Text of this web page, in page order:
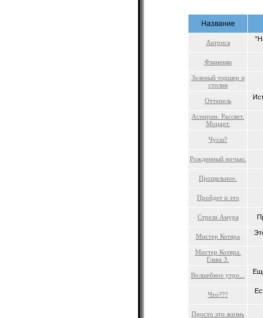
Название
Актриса
Фламенко
Зеленый торшер и
столик
Оттепель
Аспирин. Рассвет.
Моцарт.
Чуєш?
Рожденный ночью.
Прощальное.
Пройдет и это
Стрела Амура
Мистер Котяра
Мистер Котяра.
Глава 3.
Волшебное утро...
Что???
Просто это жизнь